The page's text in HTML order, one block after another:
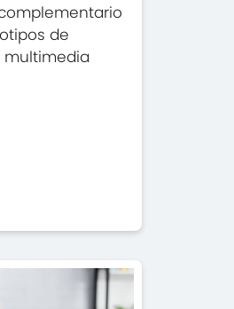
de
multimedia